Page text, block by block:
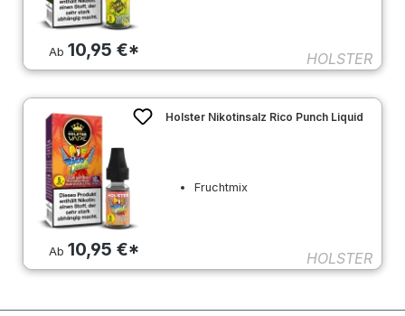
Ab10,95 €* HOLSTER
Ab10,95 €*
Holster Nikotinsalz Rico Punch Liquid
Fruchtmix
HOLSTER